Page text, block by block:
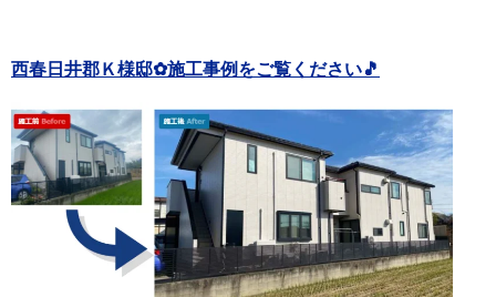
西春日井郡Ｋ様邸✿施工事例をご覧ください🎵